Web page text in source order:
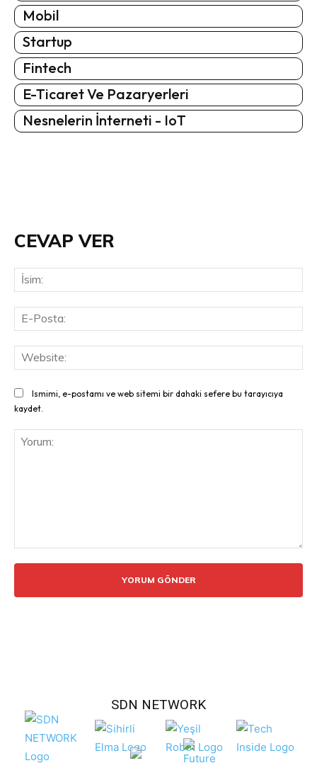
Mobil
Startup
Fintech
E-Ticaret Ve Pazaryerleri
Nesnelerin İnterneti - IoT
CEVAP VER
Ismimi, e-postamı ve web sitemi bir dahaki sefere bu tarayıcıya
kaydet.
SDN NETWORK